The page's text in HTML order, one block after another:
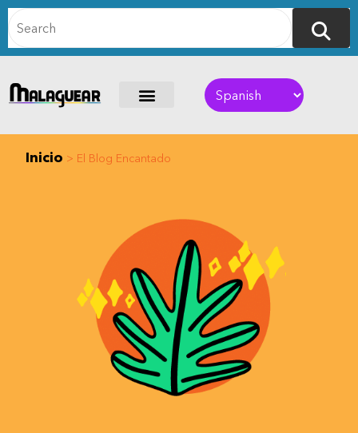
Inicio > El Blog Encantado